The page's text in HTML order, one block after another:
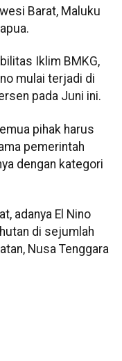
Barat, Maluku
Iklim BMKG,
mulai terjadi di
pada Juni ini.
pihak harus
pemerintah
dengan kategori
adanya El Nino
di sejumlah
Nusa Tenggara